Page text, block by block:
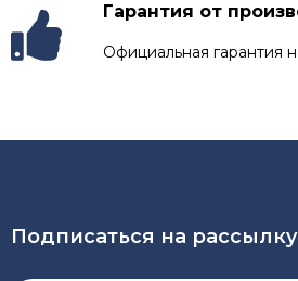
Гарантия от
Официальная гарантия
Подписаться на